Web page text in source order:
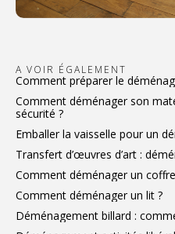
A VOIR ÉGALEMENT
Comment préparer le
Comment déménager son
sécurité ?
Emballer la vaisselle pour un
Transfert d’œuvres d’art :
Comment déménager un
Comment déménager un lit ?
Déménagement billard :